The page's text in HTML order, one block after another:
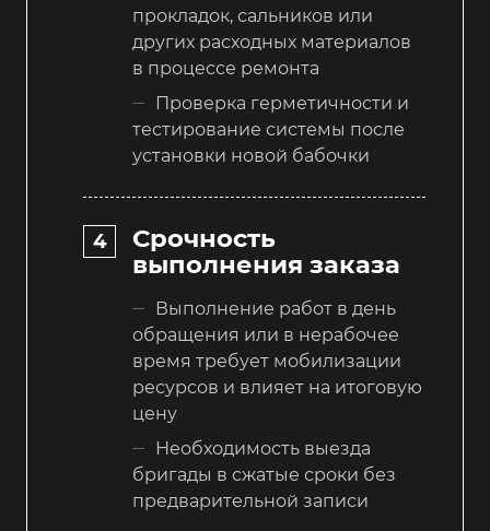
прокладок, сальников или
других расходных материалов
в процессе ремонта
Проверка герметичности и
тестирование системы после
установки новой бабочки
Срочность
выполнения заказа
Выполнение работ в день
обращения или в нерабочее
время требует мобилизации
ресурсов и влияет на итоговую
цену
Необходимость выезда
бригады в сжатые сроки без
предварительной записи